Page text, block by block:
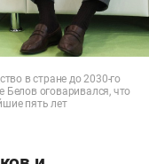
в стране до 2030-го
Белов оговаривался, что
пять лет